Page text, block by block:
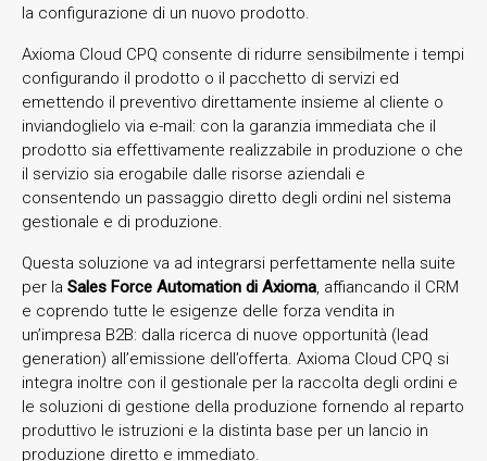
la configurazione di un nuovo prodotto.
Axioma Cloud CPQ consente di ridurre sensibilmente i tempi
configurando il prodotto o il pacchetto di servizi ed
emettendo il preventivo direttamente insieme al cliente o
inviandoglielo via e-mail: con la garanzia immediata che il
prodotto sia effettivamente realizzabile in produzione o che
il servizio sia erogabile dalle risorse aziendali e
consentendo un passaggio diretto degli ordini nel sistema
gestionale e di produzione.
Questa soluzione va ad integrarsi perfettamente nella suite
per la Sales Force Automation di Axioma, affiancando il CRM
e coprendo tutte le esigenze delle forza vendita in
un’impresa B2B: dalla ricerca di nuove opportunità (lead
generation) all’emissione dell’offerta. Axioma Cloud CPQ si
integra inoltre con il gestionale per la raccolta degli ordini e
le soluzioni di gestione della produzione fornendo al reparto
produttivo le istruzioni e la distinta base per un lancio in
produzione diretto e immediato.